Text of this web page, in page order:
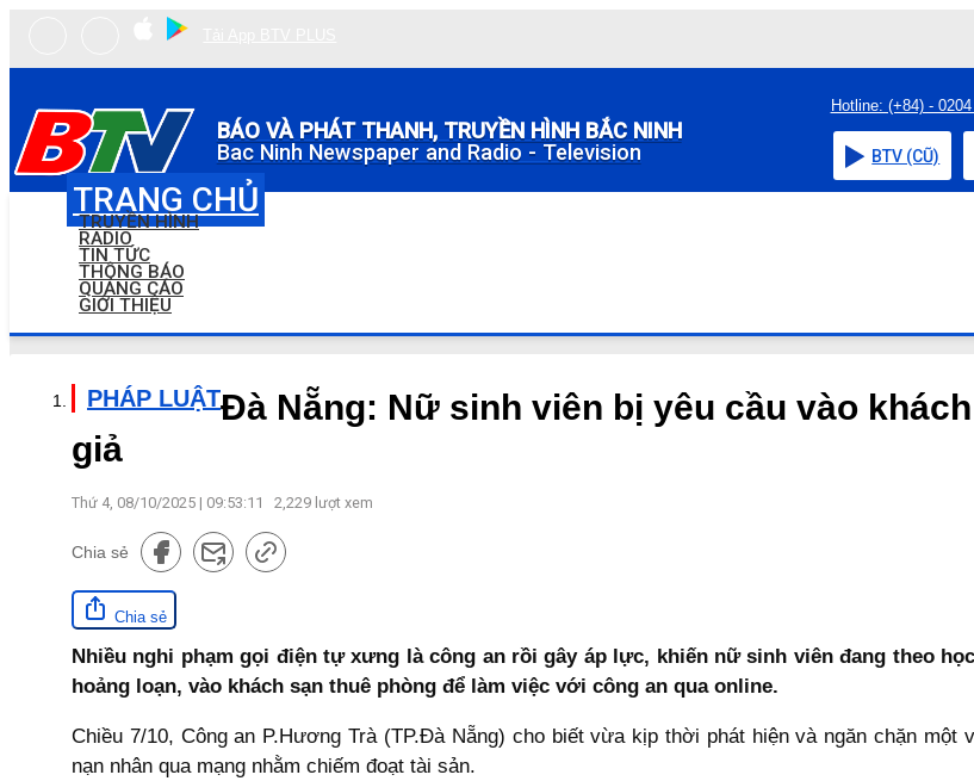
BÁO VÀ PHÁT THANH, TRUYỀN HÌNH BẮC NINH
Bac Ninh Newspaper and Radio - Television
Hotline: (+84) -
BTV (CŨ)
TRANG CHỦ
TRUYỀN HÌNH
RADIO
TIN TỨC
THÔNG BÁO
QUẢNG CÁO
GIỚI THIỆU
PHÁP LUẬTĐà Nẵng: Nữ sinh viên bị yêu cầu vào
giả
Thứ 4, 08/10/2025 | 09:53:11 2,229 lượt xem
Chia sẻ
Chia sẻ
Nhiều nghi phạm gọi điện tự xưng là công an rồi gây áp lực, khiến nữ sinh viên đang theo
hoảng loạn, vào khách sạn thuê phòng để làm việc với công an qua online.
Chiều 7/10, Công an P.Hương Trà (TP.Đà Nẵng) cho biết vừa kịp thời phát hiện và ngăn chặn
nạn nhân qua mạng nhằm chiếm đoạt tài sản.